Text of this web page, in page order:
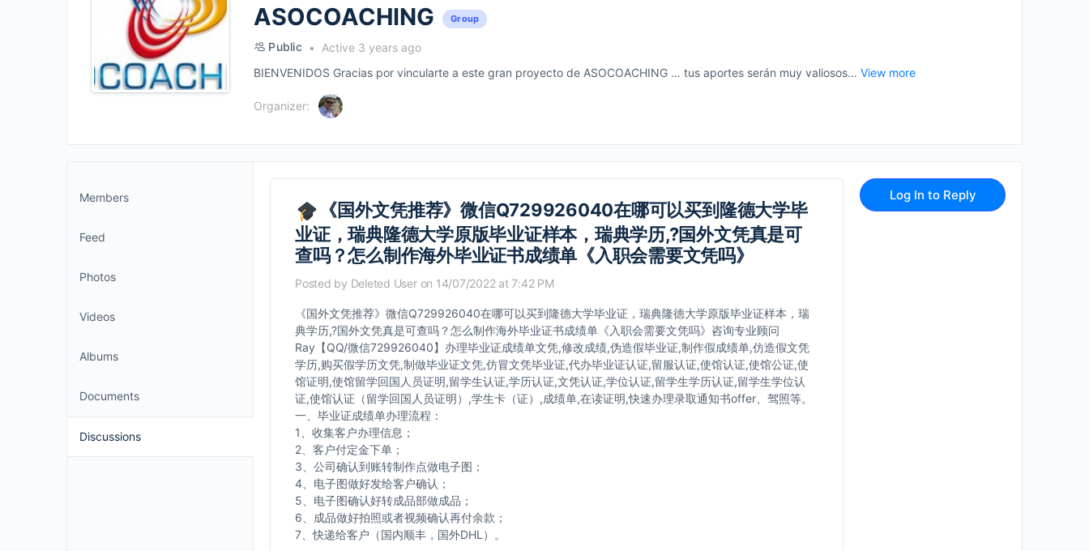
ASOCOACHING Group
Public
Active 3 years ago
BIENVENIDOS Gracias por vincularte a este gran proyecto de ASOCOACHING … tus aportes serán muy valiosos... View more
Organizer:
Members
Feed
Photos
Videos
Albums
Documents
Discussions
《国外文凭推荐》微信Q729926040在哪可以买到隆德大学毕
业证，瑞典隆德大学原版毕业证样本，瑞典学历,?国外文凭真是可
查吗？怎么制作海外毕业证书成绩单《入职会需要文凭吗》
Posted by Deleted User on 14/07/2022 at 7:42 PM
《国外文凭推荐》微信Q729926040在哪可以买到隆德大学毕业证，瑞典隆德大学原版毕业证样本，瑞
典学历,?国外文凭真是可查吗？怎么制作海外毕业证书成绩单《入职会需要文凭吗》咨询专业顾问
Ray【QQ/微信729926040】办理毕业证成绩单文凭,修改成绩,伪造假毕业证,制作假成绩单,仿造假文凭
学历,购买假学历文凭,制做毕业证文凭,仿冒文凭毕业证,代办毕业证认证,留服认证,使馆认证,使馆公证,使
馆证明,使馆留学回国人员证明,留学生认证,学历认证,文凭认证,学位认证,留学生学历认证,留学生学位认
证,使馆认证（留学回国人员证明）,学生卡（证）,成绩单,在读证明,快速办理录取通知书offer、驾照等。
一、毕业证成绩单办理流程：
1、收集客户办理信息；
2、客户付定金下单；
3、公司确认到账转制作点做电子图；
4、电子图做好发给客户确认；
5、电子图确认好转成品部做成品；
6、成品做好拍照或者视频确认再付余款；
7、快递给客户（国内顺丰，国外DHL）。
Log In to Reply